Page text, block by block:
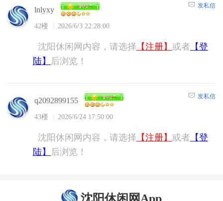
lnlyxy
42楼 2026/6/3 22:28:00
发私信
沈阳休闲网内容，请选择 【注册】 或者 【登
陆】
后浏览！
q2092899155
43楼 2026/6/24 17:50:00
发私信
沈阳休闲网内容，请选择 【注册】 或者 【登
陆】
后浏览！
沈阳休闲网App